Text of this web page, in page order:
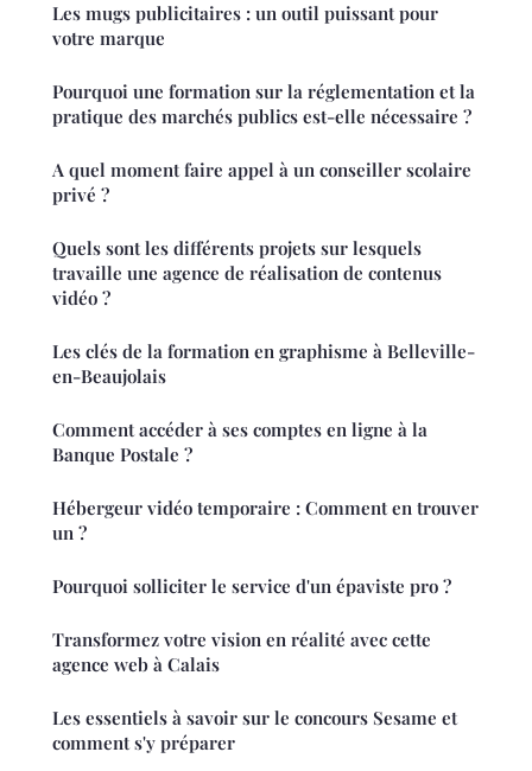
Les mugs publicitaires : un outil puissant pour
votre marque
Pourquoi une formation sur la réglementation et la
pratique des marchés publics est-elle nécessaire ?
A quel moment faire appel à un conseiller scolaire
privé ?
Quels sont les différents projets sur lesquels
travaille une agence de réalisation de contenus
vidéo ?
Les clés de la formation en graphisme à Belleville-
en-Beaujolais
Comment accéder à ses comptes en ligne à la
Banque Postale ?
Hébergeur vidéo temporaire : Comment en trouver
un ?
Pourquoi solliciter le service d'un épaviste pro ?
Transformez votre vision en réalité avec cette
agence web à Calais
Les essentiels à savoir sur le concours Sesame et
comment s'y préparer